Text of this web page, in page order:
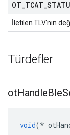
OT TCAT
İletilen TLV'nin
Türdefler
otHandleBle
void(*